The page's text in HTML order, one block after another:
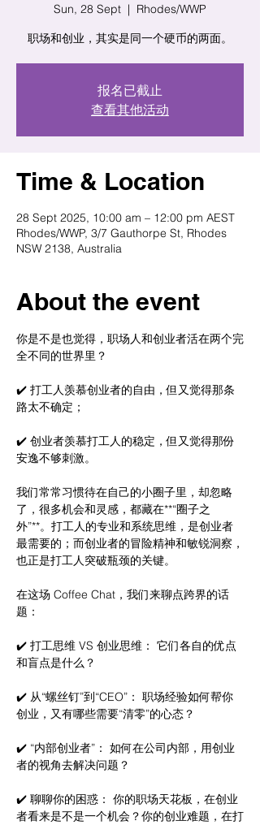
Sun, 28 Sept
  |
Rhodes/WWP
职场和创业，其实是同一个硬币的两面。
报名已截止
查看其他活动
Time & Location
28 Sept 2025, 10:00 am – 12:00 pm AEST
Rhodes/WWP, 3/7 Gauthorpe St, Rhodes
NSW 2138, Australia
About the event
你是不是也觉得，职场人和创业者活在两个完
全不同的世界里？
✔️ 打工人羡慕创业者的自由，但又觉得那条
路太不确定；
✔️ 创业者羡慕打工人的稳定，但又觉得那份
安逸不够刺激。
我们常常习惯待在自己的小圈子里，却忽略
了，很多机会和灵感，都藏在**“圈子之
外”**。打工人的专业和系统思维，是创业者
最需要的；而创业者的冒险精神和敏锐洞察，
也正是打工人突破瓶颈的关键。
在这场 Coffee Chat，我们来聊点跨界的话
题：
✔️ 打工思维 VS 创业思维： 它们各自的优点
和盲点是什么？
✔️ 从“螺丝钉”到“CEO”： 职场经验如何帮你
创业，又有哪些需要“清零”的心态？
✔️ “内部创业者”： 如何在公司内部，用创业
者的视角去解决问题？
✔️ 聊聊你的困惑： 你的职场天花板，在创业
者看来是不是一个机会？你的创业难题，在打